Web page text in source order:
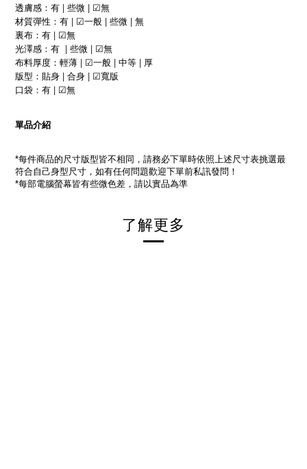
透膚感：有 | 些微 | ☑無
材質彈性： 有 | ☑一般 | 些微 | 無
裏布：有 | ☑無
光澤感：有 | 些微 | ☑無
布料厚度： 輕薄 | ☑一般 | 中等 | 厚
版型：貼身 | 合身 | ☑寬版
口袋： 有 | ☑無
單品介紹
*每件商品的尺寸版型皆不相同，請務必下單時依照上述尺寸表挑選最
符合自己身型尺寸，如有任何問題歡迎下單前私訊發問！
*每部電腦螢幕皆有些微色差，請以實品為準
了解更多